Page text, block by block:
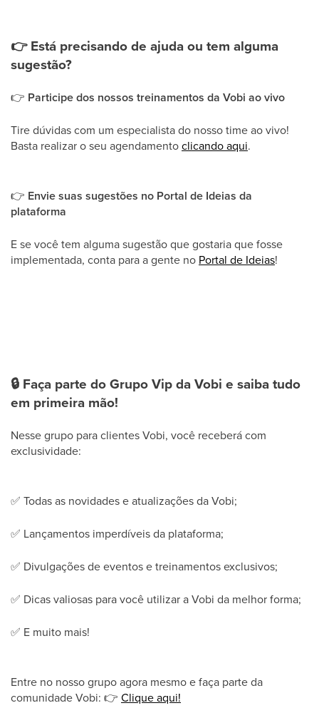
👉Está precisando de ajuda ou tem alguma
sugestão?
👉 ​Participe dos nossos treinamentos da Vobi ao vivo
Tire dúvidas com um especialista do nosso time ao vivo!
Basta realizar o seu agendamentoclicando aqui.
👉 Envie suas sugestões no Portal de Ideias da
plataforma
E se você tem alguma sugestão que gostaria que fosse
implementada, conta para a gente no Portal de Ideias!
🔒 Faça parte do Grupo Vip da Vobi e saiba tudo
em primeira mão!
Nesse grupo para clientes Vobi, você receberá com
exclusividade:
✅ Todas as novidades e atualizações da Vobi;
✅ Lançamentos imperdíveis da plataforma;
✅ Divulgações de eventos e treinamentos exclusivos;
✅ Dicas valiosas para você utilizar a Vobi da melhor forma;
✅ E muito mais!
Entre no nosso grupo agora mesmo e faça parte da
comunidade Vobi: 👉 Clique aqui!